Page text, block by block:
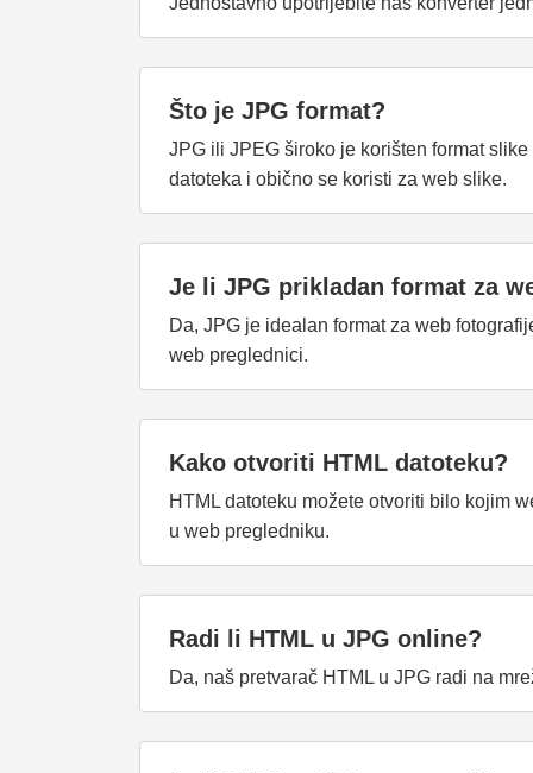
Što je JPG format?
JPG ili JPEG široko je korišten format
datoteka i obično se koristi za web slike.
Je li JPG prikladan format za
Da, JPG je idealan format za web
web preglednici.
Kako otvoriti HTML datoteku?
HTML datoteku možete otvoriti bilo kojim
u web pregledniku.
Radi li HTML u JPG online?
Da, naš pretvarač HTML u JPG radi na